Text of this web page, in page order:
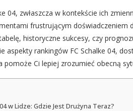
04, zwłaszcza w kontekście ich
frustrującym doświadczeniem
historyczne sukcesy, czy
aspekty rankingów FC Schalke 04,
pomoże Ci lepiej zrozumieć obecną
w Lidze: Gdzie Jest Drużyna Teraz?